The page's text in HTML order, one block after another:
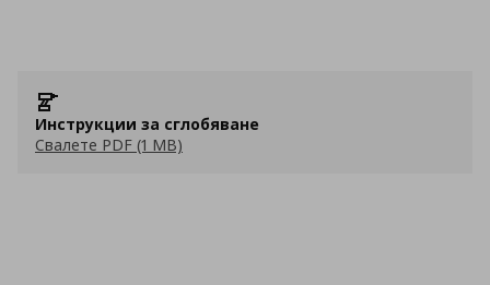
Инструкции за сглобяване
Свалете PDF (1 MB)